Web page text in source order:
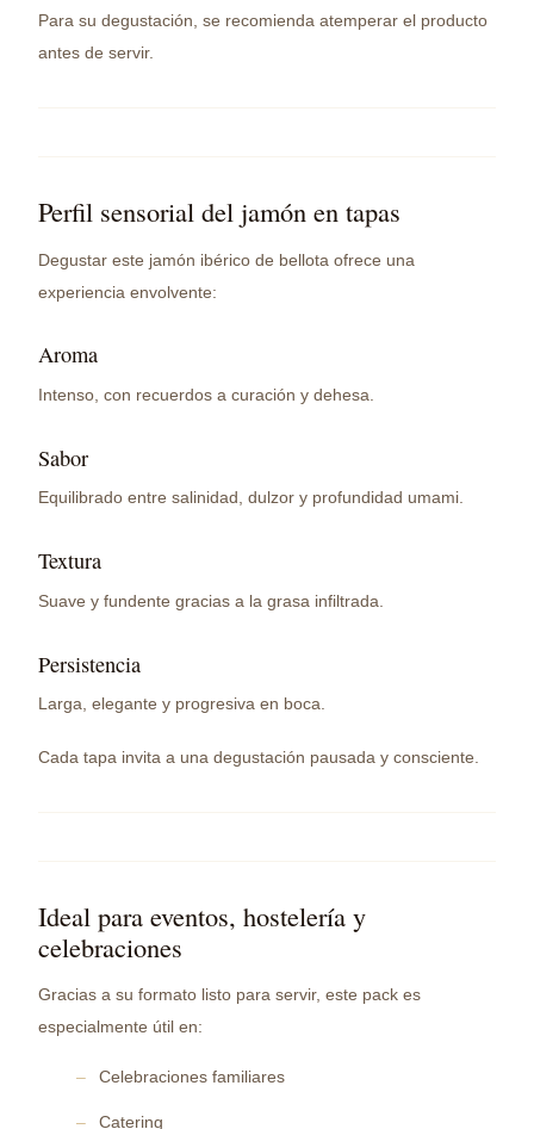
Para su degustación, se recomienda atemperar el producto
antes de servir.
Perfil sensorial del jamón en tapas
Degustar este jamón ibérico de bellota ofrece una
experiencia envolvente:
Aroma
Intenso, con recuerdos a curación y dehesa.
Sabor
Equilibrado entre salinidad, dulzor y profundidad umami.
Textura
Suave y fundente gracias a la grasa infiltrada.
Persistencia
Larga, elegante y progresiva en boca.
Cada tapa invita a una degustación pausada y consciente.
Ideal para eventos, hostelería y
celebraciones
Gracias a su formato listo para servir, este pack es
especialmente útil en:
Celebraciones familiares
Catering